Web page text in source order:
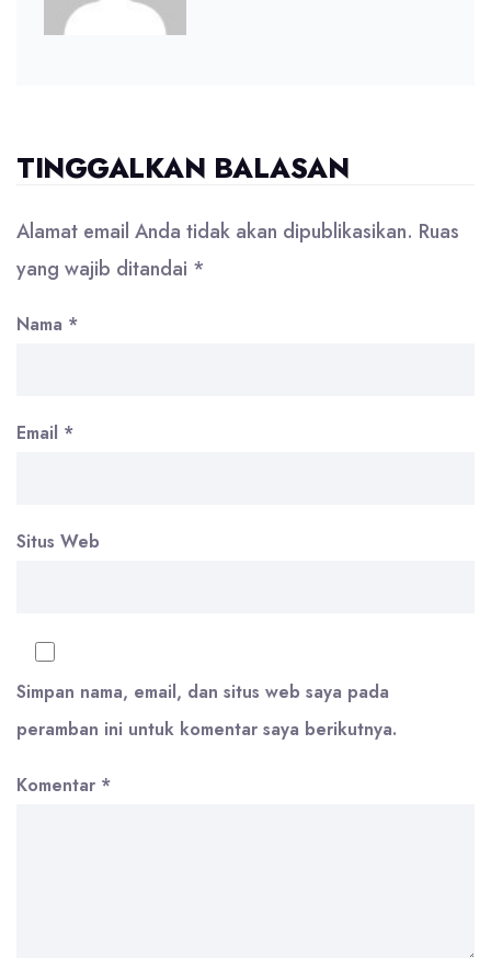
TINGGALKAN BALASAN
Alamat email Anda tidak akan dipublikasikan. Ruas
yang wajib ditandai *
Nama *
Email *
Situs Web
Simpan nama, email, dan situs web saya pada
peramban ini untuk komentar saya berikutnya.
Komentar *